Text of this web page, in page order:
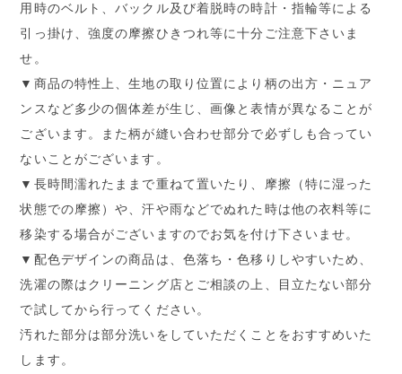
用時のベルト、バックル及び着脱時の時計・指輪等による
引っ掛け、強度の摩擦ひきつれ等に十分ご注意下さいま
せ。
▼商品の特性上、生地の取り位置により柄の出方・ニュア
ンスなど多少の個体差が生じ、画像と表情が異なることが
ございます。また柄が縫い合わせ部分で必ずしも合ってい
ないことがございます。
▼長時間濡れたままで重ねて置いたり、摩擦（特に湿った
状態での摩擦）や、汗や雨などでぬれた時は他の衣料等に
移染する場合がございますのでお気を付け下さいませ。
▼配色デザインの商品は、色落ち・色移りしやすいため、
洗濯の際はクリーニング店とご相談の上、目立たない部分
で試してから行ってください。
汚れた部分は部分洗いをしていただくことをおすすめいた
します。